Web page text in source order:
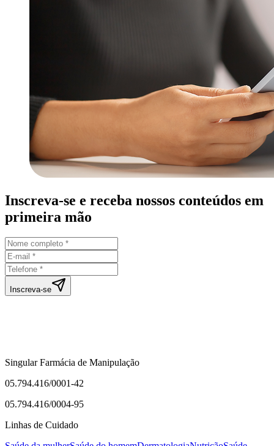
Inscreva-se e receba nossos conteúdos em
primeira mão
Inscreva-se
Singular Farmácia de Manipulação
05.794.416/0001-42
05.794.416/0004-95
Linhas de Cuidado